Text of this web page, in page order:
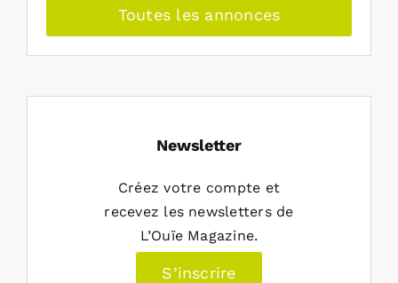
Toutes les annonces
Newsletter
Créez votre compte et
recevez les newsletters de
L’Ouïe Magazine.
S’inscrire